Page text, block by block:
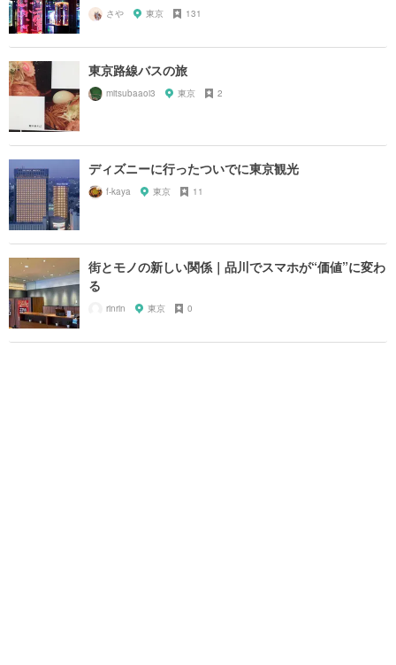
さや 東京 131
東京路線バスの旅
mitsubaaoi3 東京 2
ディズニーに行ったついでに東京観光
f-kaya 東京 11
街とモノの新しい関係｜品川でスマホが“価値”に変わ
る
rinrin 東京 0